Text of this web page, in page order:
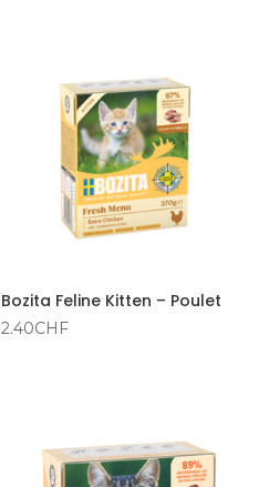
Bozita Feline Kitten – Poulet
2.40CHF